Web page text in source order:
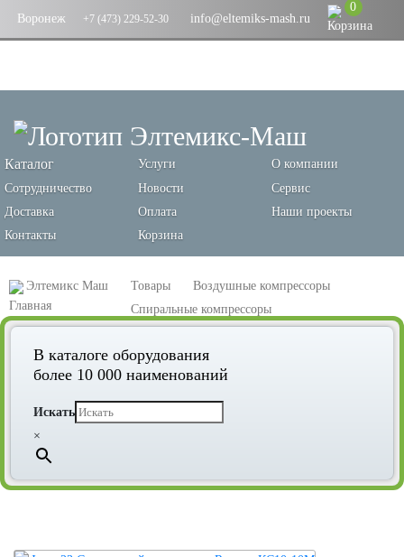
Воронеж +7 (473) 229-52-30 info@eltemiks-mash.ru
0
Каталог Услуги
О компании
Сотрудничество
Новости
Сервис
Доставка
Оплата
Наши проекты
Контакты
Корзина
Элтемикс Маш Товары
Воздушные компрессоры
Спиральные компрессоры
Спиральный компрессор Remeza КС10-10М
В каталоге оборудования
более 10 000 наименований
Искать
×